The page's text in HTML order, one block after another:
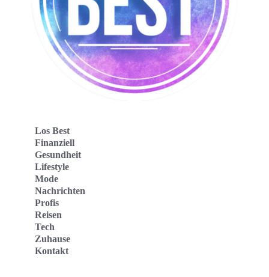
Los Best
Finanziell
Gesundheit
Lifestyle
Mode
Nachrichten
Profis
Reisen
Tech
Zuhause
Kontakt